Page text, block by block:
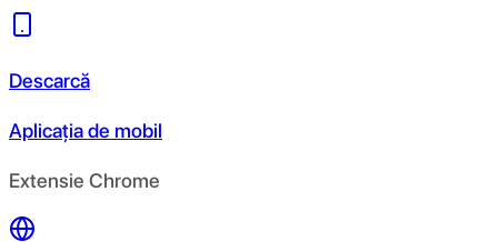
Descarcă
Aplicația de mobil
Extensie Chrome